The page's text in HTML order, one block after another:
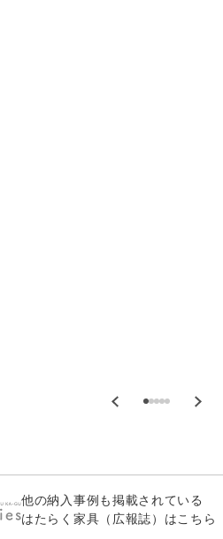
他の納入事例も掲載されている
はたらく家具（広報誌）はこちら